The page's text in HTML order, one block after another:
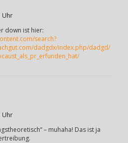
Uhr
down ist hier:
search?
dadgdx/index.php/dadgd/
Uhr
– muhaha! Das ist ja